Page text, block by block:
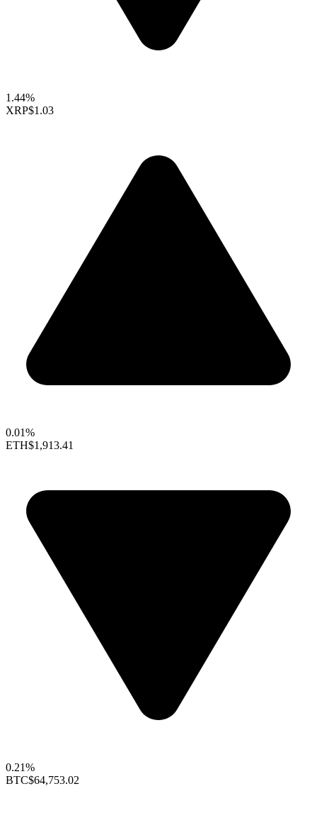
1.44%
XRP$1.03
0.01%
ETH$1,913.41
0.21%
BTC$64,753.02